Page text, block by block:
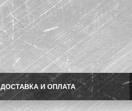
ДОСТАВКА И ОПЛАТА